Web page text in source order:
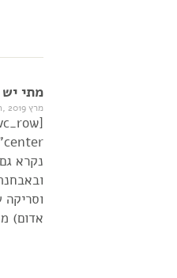
מתי
מרץ 9th, 2019
נקרא
אדום)